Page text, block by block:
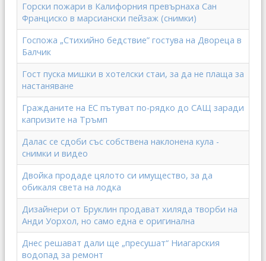
Горски пожари в Калифорния превърнаха Сан
Франциско в марсиански пейзаж (снимки)
Госпожа „Стихийно бедствие” гостува на Двореца в
Балчик
Гост пуска мишки в хотелски стаи, за да не плаща за
настаняване
Гражданите на ЕС пътуват по-рядко до САЩ заради
капризите на Тръмп
Далас се сдоби със собствена наклонена кула -
снимки и видео
Двойка продаде цялото си имущество, за да
обикаля света на лодка
Дизайнери от Бруклин продават хиляда творби на
Анди Уорхол, но само една е оригинална
Днес решават дали ще „пресушат“ Ниагарския
водопад за ремонт